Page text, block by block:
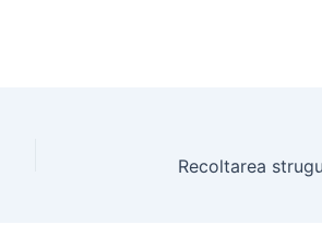
Recoltarea